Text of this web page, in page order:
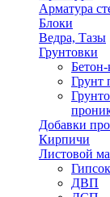
Арматура
Блоки
Ведра, Тазы
Грунтовки
Бетон-
Грунт
Добавки
Кирпичи
Листовой
ДВП